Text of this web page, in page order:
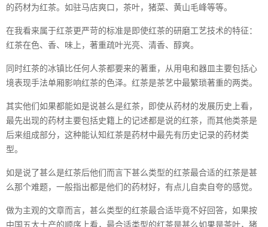
的药材为红茶。如驻马店爽口，茶叶，猪菜、黄山毛峰等等。
在我看来属于红茶更严苛的标准是即使红茶的研磨工艺技术的特征：
红茶在色、香、味上，著重疏叶光亮、清香、醇爽。
同时红茶的冰镇比任何人茶都要来的著重，从用电和器皿主要包括心
境表现手法单厢影响红茶的色泽。红茶是茶艺中最繁琐著重的两类。
其实他们如果都能如是说甚么是红茶，即使从药材的发展历史上看，
最先出现的药材主要包括史籍上的记述都是说的红茶，而其他类茶是
后来组成部分，这种能认知红茶是药材中最先有历史记录的药材类
型。
如是说了甚么是红茶后他们而言下甚么类型的红茶最合适的红茶是甚
么那个难题，一般指出都是他们的药材好，有点儿自卖自夸的感觉。
做为主观的文章而言，甚么类型的红茶最合适毕竟不好回答，如果按
中国五大土产的顺序上看，最合适类型的红茶是甚么如果是茶叶，猪